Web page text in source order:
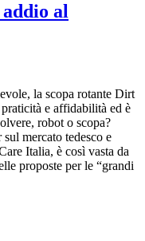
al
la scopa rotante Dirt
e affidabilità ed è
robot o scopa?
mercato tedesco e
Italia, è così vasta da
proposte per le “grandi